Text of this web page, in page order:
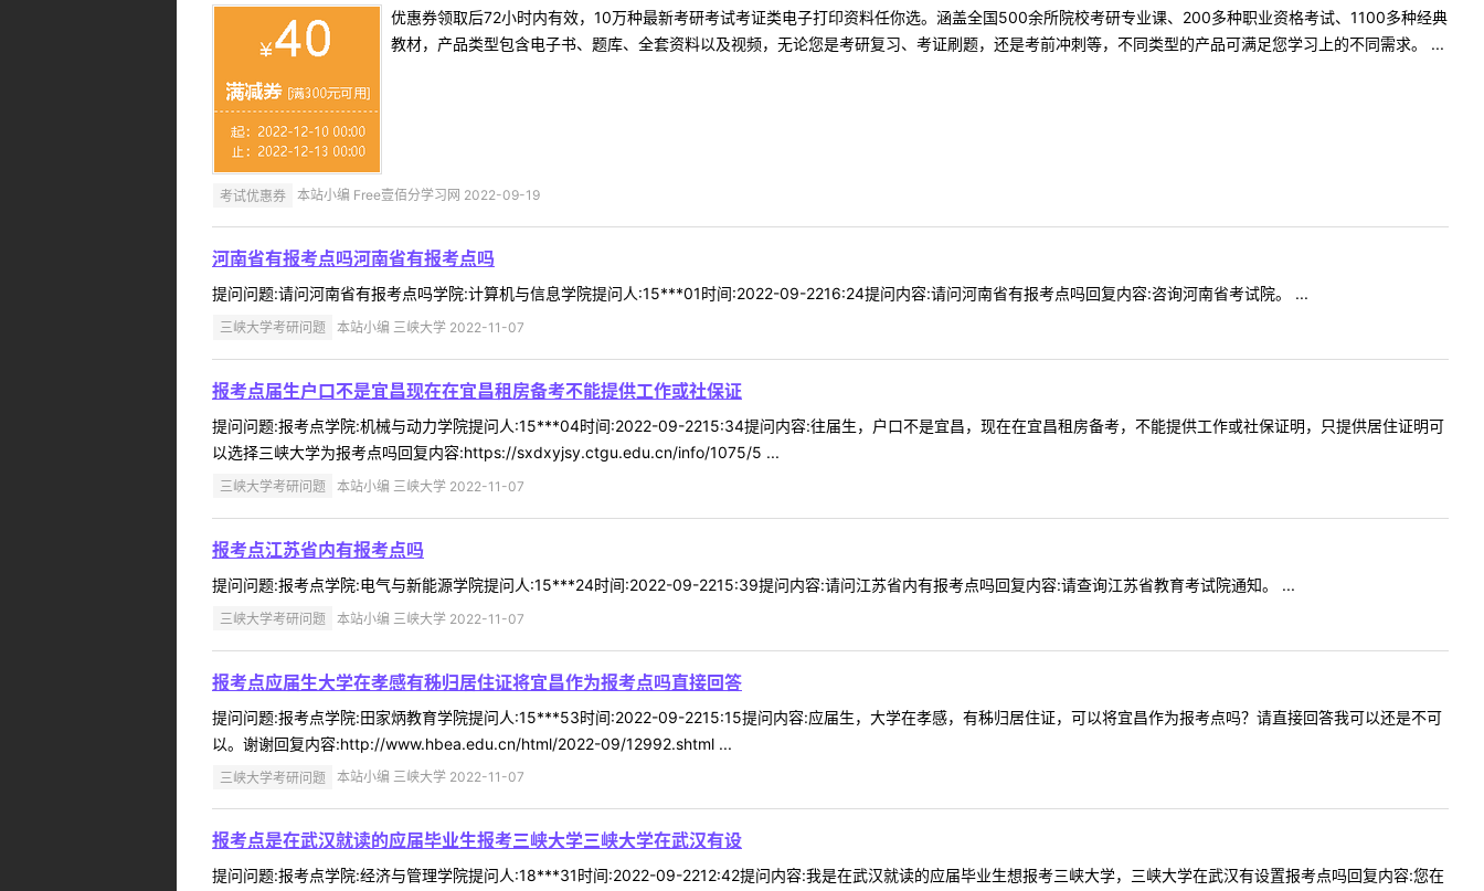
优惠券领取后72小时内有效，10万种最新考研考试考证类电子打印资料任你选。涵盖全国500余所院校考研专业课、200多种职业资格考试、1100多种经典
教材，产品类型包含电子书、题库、全套资料以及视频，无论您是考研复习、考证刷题，还是考前冲刺等，不同类型的产品可满足您学习上的不同需求。 ...
考试优惠券 本站小编 Free壹佰分学习网 2022-09-19
河南省有报考点吗河南省有报考点吗
提问问题:请问河南省有报考点吗学院:计算机与信息学院提问人:15***01时间:2022-09-2216:24提问内容:请问河南省有报考点吗回复内容:咨询河南省考试院。 ...
三峡大学考研问题 本站小编 三峡大学 2022-11-07
报考点届生户口不是宜昌现在在宜昌租房备考不能提供工作或社保证
提问问题:报考点学院:机械与动力学院提问人:15***04时间:2022-09-2215:34提问内容:往届生，户口不是宜昌，现在在宜昌租房备考，不能提供工作或社保证明，只提供居住证明可
以选择三峡大学为报考点吗回复内容:https://sxdxyjsy.ctgu.edu.cn/info/1075/5 ...
三峡大学考研问题 本站小编 三峡大学 2022-11-07
报考点江苏省内有报考点吗
提问问题:报考点学院:电气与新能源学院提问人:15***24时间:2022-09-2215:39提问内容:请问江苏省内有报考点吗回复内容:请查询江苏省教育考试院通知。 ...
三峡大学考研问题 本站小编 三峡大学 2022-11-07
报考点应届生大学在孝感有秭归居住证将宜昌作为报考点吗直接回答
提问问题:报考点学院:田家炳教育学院提问人:15***53时间:2022-09-2215:15提问内容:应届生，大学在孝感，有秭归居住证，可以将宜昌作为报考点吗？请直接回答我可以还是不可
以。谢谢回复内容:http://www.hbea.edu.cn/html/2022-09/12992.shtml ...
三峡大学考研问题 本站小编 三峡大学 2022-11-07
报考点是在武汉就读的应届毕业生报考三峡大学三峡大学在武汉有设
提问问题:报考点学院:经济与管理学院提问人:18***31时间:2022-09-2212:42提问内容:我是在武汉就读的应届毕业生想报考三峡大学，三峡大学在武汉有设置报考点吗回复内容:您在